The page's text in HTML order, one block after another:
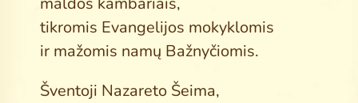
tikromis Evangelijos mokyklomis
ir mažomis namų Bažnyčiomis.
Šventoji Nazareto Šeima,